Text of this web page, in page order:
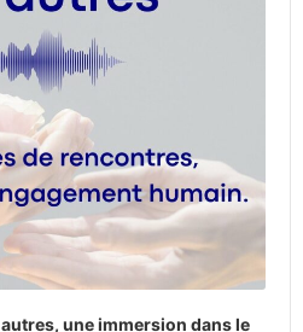
une immersion dans le